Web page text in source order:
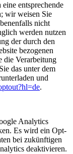
entsprechende
wir weisen Sie
nicht
werden nutzen
der durch den
bezogenen
die Verarbeitung
das unter dem
und
.
Analytics
Es wird ein Opt-
bei zukünftigen
deaktivieren.